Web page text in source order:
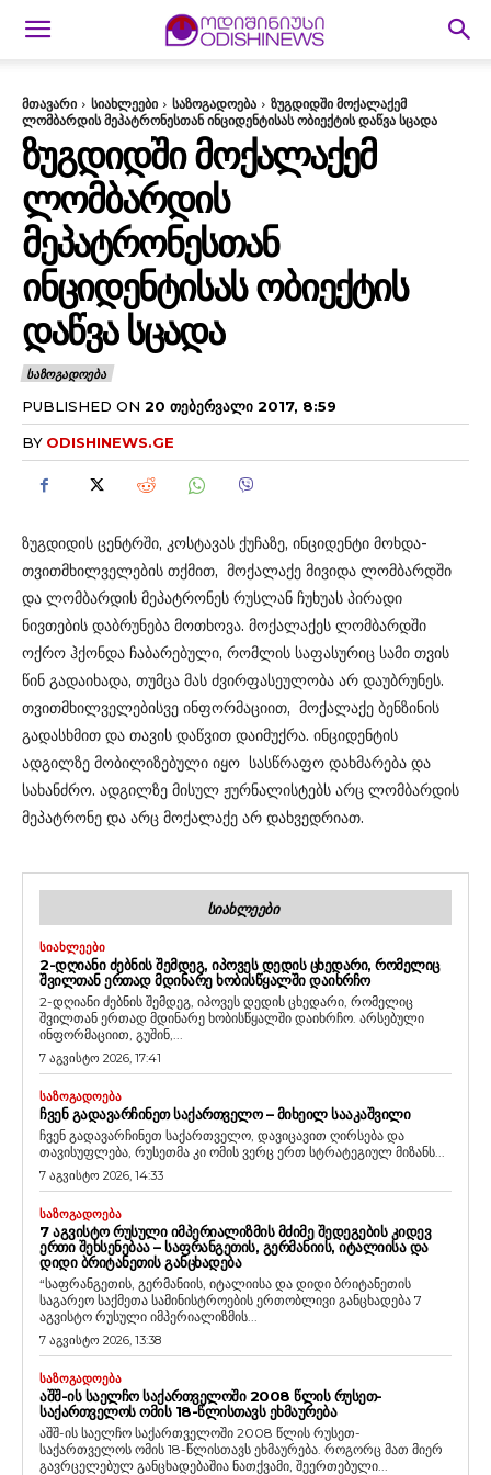
მთავარი სიახლეები საზოგადოება
ზუგდიდში მოქალაქემ
ლომბარდის მეპატრონესთან ინციდენტისას ობიექტის დაწვა სცადა
ᲖᲣᲒᲓᲘᲓᲨᲘ ᲛᲝᲥᲐᲚᲐᲥᲔᲛ
ᲚᲝᲛᲑᲐᲠᲓᲘᲡ
ᲛᲔᲞᲐᲢᲠᲝᲜᲔᲡᲗᲐᲜ
ᲘᲜᲪᲘᲓᲔᲜᲢᲘᲡᲐᲡ ᲝᲑᲘᲔᲥᲢᲘᲡ
ᲓᲐᲬᲕᲐ ᲡᲪᲐᲓᲐ
ᲡᲐᲖᲝᲒᲐᲓᲝᲔᲑᲐ
PUBLISHED ON 20 ᲗᲔᲑᲔᲠᲕᲐᲚᲘ 2017, 8:59
BY ODISHINEWS.GE
ზუგდიდის ცენტრში, კოსტავას ქუჩაზე, ინციდენტი მოხდა-
თვითმხილველების თქმით, მოქალაქე მივიდა ლომბარდში
და ლომბარდის მეპატრონეს რუსლან ჩუხუას პირადი
ნივთების დაბრუნება მოთხოვა. მოქალაქეს ლომბარდში
ოქრო ჰქონდა ჩაბარებული, რომლის საფასურიც სამი თვის
წინ გადაიხადა, თუმცა მას ძვირფასეულობა არ დაუბრუნეს.
თვითმხილველებისვე ინფორმაციით, მოქალაქე ბენზინის
გადასხმით და თავის დაწვით დაიმუქრა. ინციდენტის
ადგილზე მობილიზებული იყო სასწრაფო დახმარება და
სახანძრო. ადგილზე მისულ ჟურნალისტებს არც ლომბარდის
მეპატრონე და არც მოქალაქე არ დახვედრიათ.
ᲡᲘᲐᲮᲚᲔᲔᲑᲘ
ᲡᲘᲐᲮᲚᲔᲔᲑᲘ
2-ᲓᲦᲘᲐᲜᲘ ᲫᲔᲑᲜᲘᲡ ᲨᲔᲛᲓᲔᲒ, ᲘᲞᲝᲕᲔᲡ ᲓᲔᲓᲘᲡ ᲪᲮᲔᲓᲐᲠᲘ, ᲠᲝᲛᲔᲚᲘᲪ
ᲨᲕᲘᲚᲗᲐᲜ ᲔᲠᲗᲐᲓ ᲛᲓᲘᲜᲐᲠᲔ ᲮᲝᲑᲘᲡᲬᲧᲐᲚᲨᲘ ᲓᲐᲘᲮᲠᲩᲝ
2-დღიანი ძებნის შემდეგ, იპოვეს დედის ცხედარი, რომელიც
შვილთან ერთად მდინარე ხობისწყალში დაიხრჩო. არსებული
ინფორმაციით, გუშინ,...
7 აგვისტო 2026, 17:41
ᲡᲐᲖᲝᲒᲐᲓᲝᲔᲑᲐ
ᲩᲕᲔᲜ ᲒᲐᲓᲐᲕᲐᲠᲩᲘᲜᲔᲗ ᲡᲐᲥᲐᲠᲗᲕᲔᲚᲝ – ᲛᲘᲮᲔᲘᲚ ᲡᲐᲐᲙᲐᲨᲕᲘᲚᲘ
ჩვენ გადავარჩინეთ საქართველო, დავიცავით ღირსება და
თავისუფლება, რუსეთმა კი ომის ვერც ერთ სტრატეგიულ მიზანს...
7 აგვისტო 2026, 14:33
ᲡᲐᲖᲝᲒᲐᲓᲝᲔᲑᲐ
7 ᲐᲒᲕᲘᲡᲢᲝ ᲠᲣᲡᲣᲚᲘ ᲘᲛᲞᲔᲠᲘᲐᲚᲘᲖᲛᲘᲡ ᲛᲫᲘᲛᲔ ᲨᲔᲓᲔᲒᲔᲑᲘᲡ ᲙᲘᲓᲔᲕ
ᲔᲠᲗᲘ ᲨᲔᲮᲡᲔᲜᲔᲑᲐᲐ – ᲡᲐᲤᲠᲐᲜᲒᲔᲗᲘᲡ, ᲒᲔᲠᲛᲐᲜᲘᲘᲡ, ᲘᲢᲐᲚᲘᲘᲡᲐ ᲓᲐ
ᲓᲘᲓᲘ ᲑᲠᲘᲢᲐᲜᲔᲗᲘᲡ ᲒᲐᲜᲪᲮᲐᲓᲔᲑᲐ
“საფრანგეთის, გერმანიის, იტალიისა და დიდი ბრიტანეთის
საგარეო საქმეთა სამინისტროების ერთობლივი განცხადება 7
აგვისტო რუსული იმპერიალიზმის...
7 აგვისტო 2026, 13:38
ᲡᲐᲖᲝᲒᲐᲓᲝᲔᲑᲐ
ᲐᲨᲨ-ᲘᲡ ᲡᲐᲔᲚᲩᲝ ᲡᲐᲥᲐᲠᲗᲕᲔᲚᲝᲨᲘ 2008 ᲬᲚᲘᲡ ᲠᲣᲡᲔᲗ-
ᲡᲐᲥᲐᲠᲗᲕᲔᲚᲝᲡ ᲝᲛᲘᲡ 18-ᲬᲚᲘᲡᲗᲐᲕᲡ ᲔᲮᲛᲐᲣᲠᲔᲑᲐ
აშშ-ის საელჩო საქართველოში 2008 წლის რუსეთ-
საქართველოს ომის 18-წლისთავს ეხმაურება. როგორც მათ მიერ
გავრცელებულ განცხადებაშია ნათქვამი, შეერთებული...